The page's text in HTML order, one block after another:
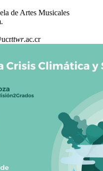
de Artes Musicales
ttwr.ac.cr